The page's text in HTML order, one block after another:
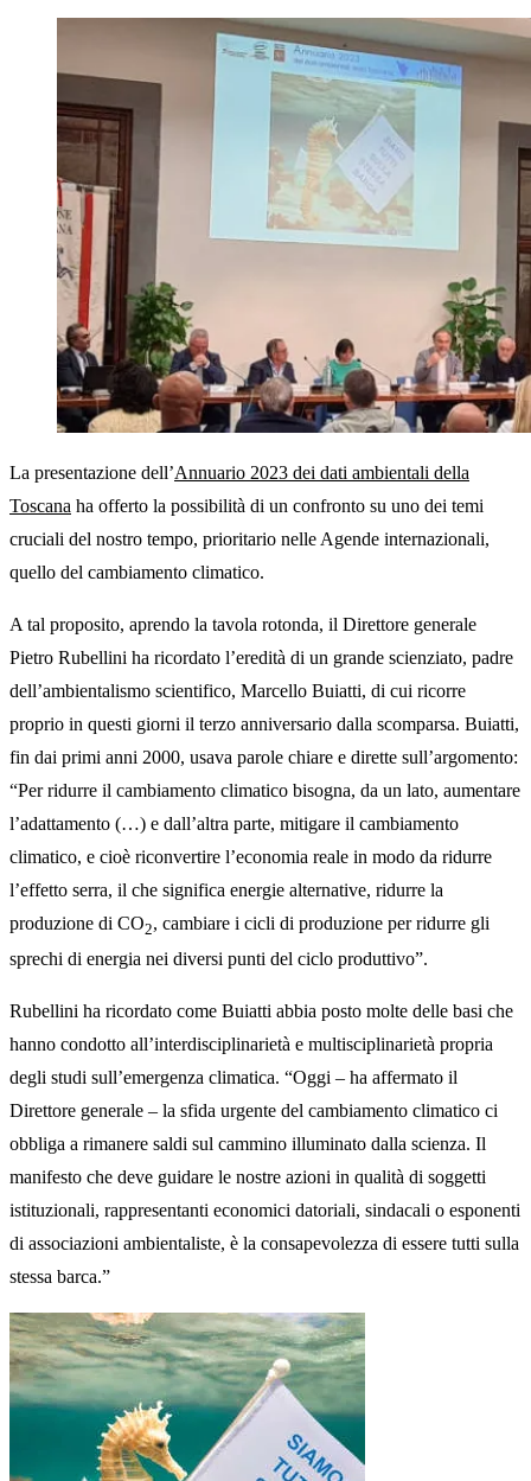
La presentazione dell’Annuario 2023 dei dati ambientali della
Toscana ha offerto la possibilità di un confronto su uno dei temi
cruciali del nostro tempo, prioritario nelle Agende internazionali,
quello del cambiamento climatico.
A tal proposito, aprendo la tavola rotonda, il Direttore generale
Pietro Rubellini ha ricordato l’eredità di un grande scienziato, padre
dell’ambientalismo scientifico, Marcello Buiatti, di cui ricorre
proprio in questi giorni il terzo anniversario dalla scomparsa. Buiatti,
fin dai primi anni 2000, usava parole chiare e dirette sull’argomento:
“Per ridurre il cambiamento climatico bisogna, da un lato, aumentare
l’adattamento (…) e dall’altra parte, mitigare il cambiamento
climatico, e cioè riconvertire l’economia reale in modo da ridurre
l’effetto serra, il che significa energie alternative, ridurre la
produzione di CO2, cambiare i cicli di produzione per ridurre gli
sprechi di energia nei diversi punti del ciclo produttivo”.
Rubellini ha ricordato come Buiatti abbia posto molte delle basi che
hanno condotto all’interdisciplinarietà e multisciplinarietà propria
degli studi sull’emergenza climatica. “Oggi – ha affermato il
Direttore generale – la sfida urgente del cambiamento climatico ci
obbliga a rimanere saldi sul cammino illuminato dalla scienza. Il
manifesto che deve guidare le nostre azioni in qualità di soggetti
istituzionali, rappresentanti economici datoriali, sindacali o esponenti
di associazioni ambientaliste, è la consapevolezza di essere tutti sulla
stessa barca.”